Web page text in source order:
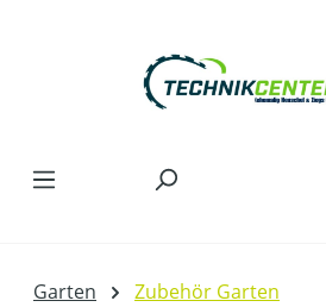
Garten Zubehör Garten